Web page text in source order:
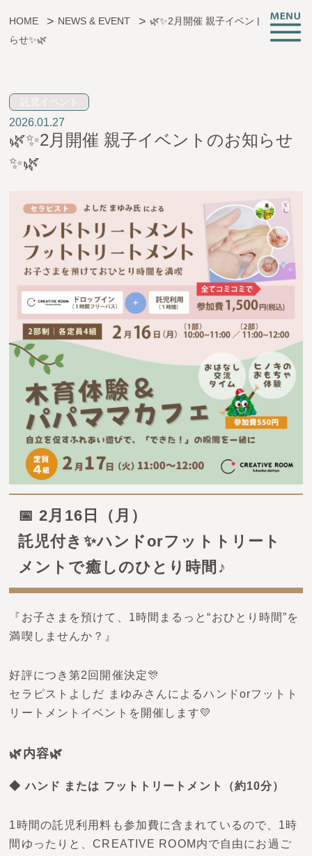
CREATIVE ROOMとは
託児・子育て支援
起業相談・支援
オフィス支援
アクセス
お問い合わせ
HOME NEWS & EVENT
🌿✨2月開催 親子イベントのお知
らせ✨🌿
託児イベント
2026.01.27
🌿✨2月開催 親子イベントのお知らせ
✨🌿
📅 2月16日（月）
託児付き✨ハンドorフットトリート
メントで癒しのひとり時間♪
『お子さまを預けて、1時間まるっと“おひとり時間”を
満喫しませんか？』
好評につき第2回開催決定🎊
セラピストよしだ まゆみさんによるハンドorフットト
リートメントイベントを開催します💛
🌿内容🌿
◆ ハンド または フットトリートメント（約10分）
1時間の託児利用料も参加費に含まれているので、1時
間ゆったりと、CREATIVE ROOM内で自由にお過ご